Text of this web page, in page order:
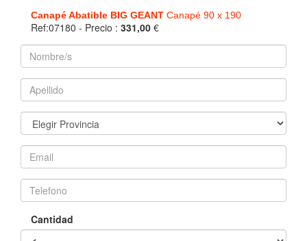
Canapé Abatible BIG GEANT Canapé 90 x 190
Ref:07180 - Precio : 331,00 €
Cantidad